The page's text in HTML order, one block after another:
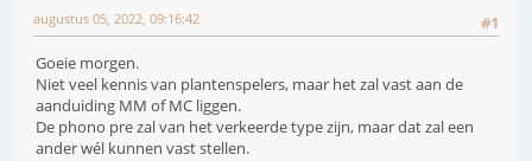
#1
augustus 05, 2022, 09:16:42
Goeie morgen.
Niet veel kennis van plantenspelers, maar het zal vast aan de
aanduiding MM of MC liggen.
De phono pre zal van het verkeerde type zijn, maar dat zal een
ander wél kunnen vast stellen.